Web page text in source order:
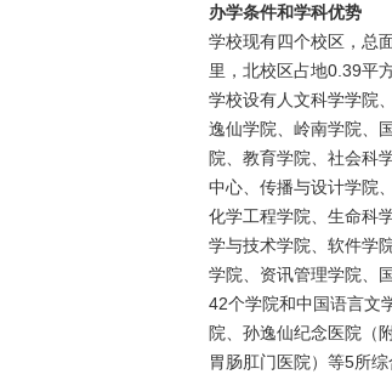
办学条件和学科优势
学校现有四个校区，总
里，北校区占地0.39平
学校设有人文科学学院
逸仙学院、岭南学院、
院、教育学院、社会科
中心、传播与设计学院
化学工程学院、生命科
学与技术学院、软件学
学院、资讯管理学院、
42个学院和中国语言文
院、孙逸仙纪念医院（
胃肠肛门医院）等5所